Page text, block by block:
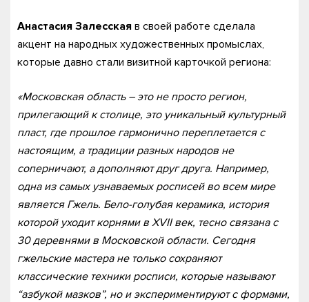
Анастасия Залесская в своей работе сделала
акцент на народных художественных промыслах,
которые давно стали визитной карточкой региона:
«Московская область – это не просто регион,
прилегающий к столице, это уникальный культурный
пласт, где прошлое гармонично переплетается с
настоящим, а традиции разных народов не
соперничают, а дополняют друг друга. Например,
одна из самых узнаваемых росписей во всем мире
является Гжель. Бело-голубая керамика, история
которой уходит корнями в XVII век, тесно связана с
30 деревнями в Московской области. Сегодня
гжельские мастера не только сохраняют
классические техники росписи, которые называют
“азбукой мазков”, но и экспериментируют с формами,